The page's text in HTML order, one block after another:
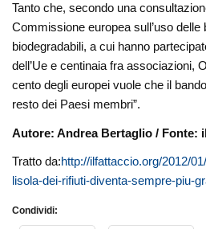
Tanto che, secondo una
Commissione europea sull’uso
biodegradabili, a cui hanno
dell’Ue e centinaia fra associazioni,
cento degli europei vuole che il
resto dei Paesi membri”.
Autore: Andrea Bertaglio / Fonte:
Tratto da:http://ilfattaccio.org/2012/
lisola-dei-rifiuti-diventa-sempre-piu-
Condividi: